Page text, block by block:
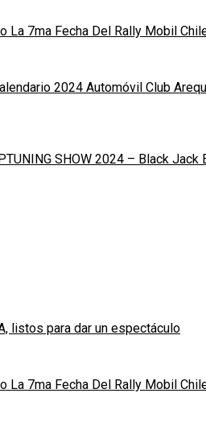
La 7ma Fecha Del Rally Mobil
2024 Automóvil Club
SHOW 2024 – Black Jack
listos para dar un espectáculo
La 7ma Fecha Del Rally Mobil